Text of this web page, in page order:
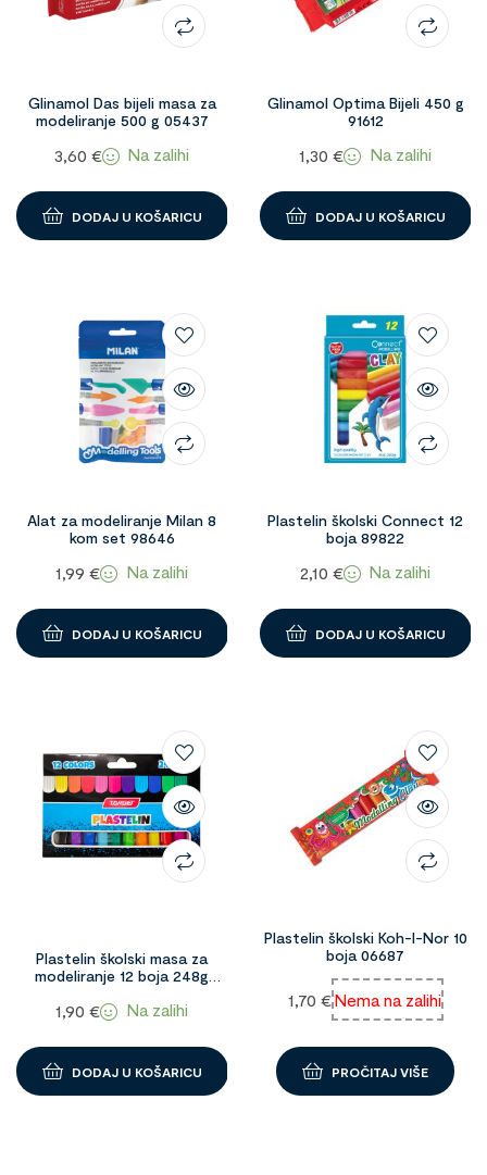
Glinamol Das bijeli masa za
modeliranje 500 g 05437
3,60 € Na zalihi
DODAJ U KOŠARICU
Glinamol Optima Bijeli 450 g
91612
1,30€ Na zalihi
DODAJ U KOŠARICU
Alat za modeliranje Milan 8
kom set 98646
1,99€ Na zalihi
DODAJ U KOŠARICU
Plastelin školski Connect 12
boja 89822
2,10 € Na zalihi
DODAJ U KOŠARICU
Plastelin školski masa za
modeliranje 12 boja 248g
1,90€ Na zalihi
DODAJ U KOŠARICU
Plastelin školski Koh-I-Nor 10
boja 06687
1,70 €Nema na zalihi
PROČITAJ VIŠE